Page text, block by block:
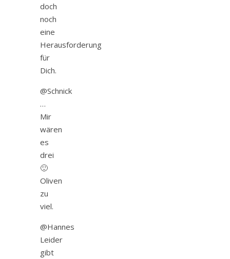
doch
noch
eine
Herausforderung
für
Dich.
@Schnick
…
Mir
wären
es
drei
🙂
Oliven
zu
viel.
@Hannes
Leider
gibt